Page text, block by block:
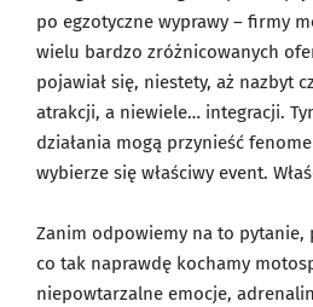
po egzotyczne wyprawy – firmy
wielu bardzo zróżnicowanych
pojawiał się, niestety, aż nazbyt
atrakcji, a niewiele… integracji.
działania mogą przynieść
wybierze się właściwy event.
Zanim odpowiemy na to pytanie,
co tak naprawdę kochamy
niepowtarzalne emocje,